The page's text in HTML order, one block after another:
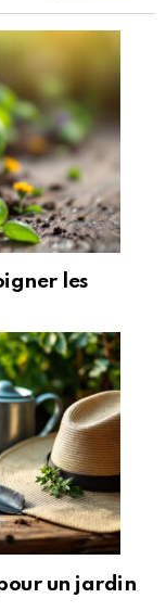
les
un jardin